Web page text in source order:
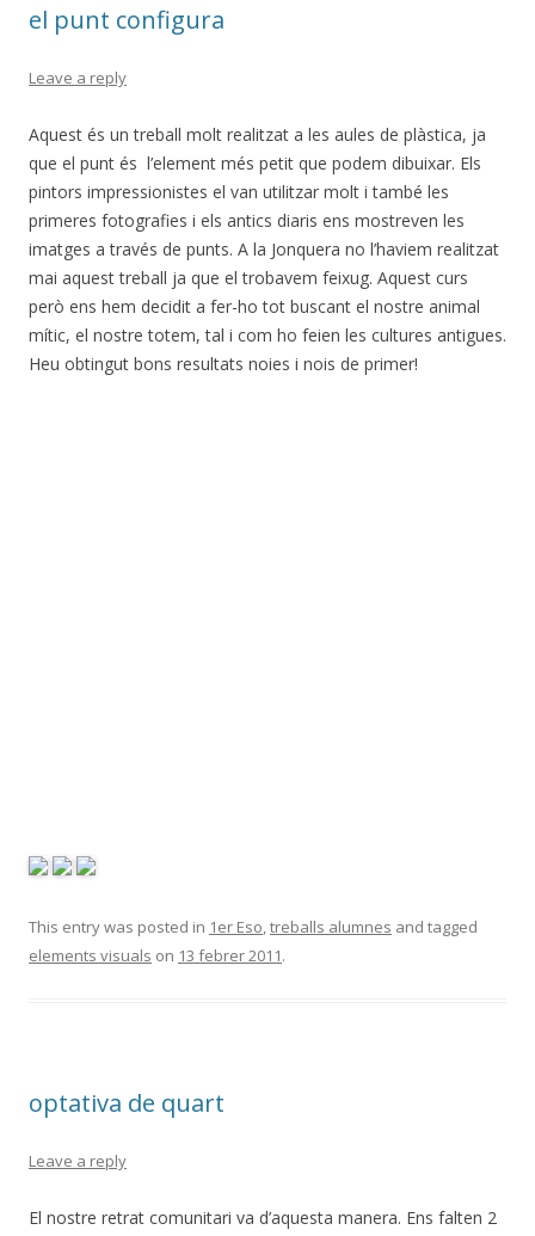
el punt configura
Leave a reply
Aquest és un treball molt realitzat a les aules de plàstica, ja
que el punt és l’element més petit que podem dibuixar. Els
pintors impressionistes el van utilitzar molt i també les
primeres fotografies i els antics diaris ens mostreven les
imatges a través de punts. A la Jonquera no l’haviem realitzat
mai aquest treball ja que el trobavem feixug. Aquest curs
però ens hem decidit a fer-ho tot buscant el nostre animal
mític, el nostre totem, tal i com ho feien les cultures antigues.
Heu obtingut bons resultats noies i nois de primer!
This entry was posted in 1er Eso treballs alumnes and tagged
elements visuals on 13 febrer 2011.
optativa de quart
Leave a reply
El nostre retrat comunitari va d’aquesta manera. Ens falten 2